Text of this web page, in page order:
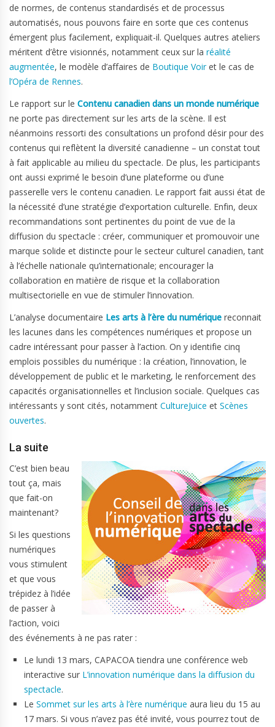
de normes, de contenus standardisés et de processus
automatisés, nous pouvons faire en sorte que ces contenus
émergent plus facilement, expliquait-il. Quelques autres ateliers
méritent d’être visionnés, notamment ceux sur la réalité
augmentée, le modèle d’affaires de Boutique Voiret le cas de
l’Opéra de Rennes.
Le rapport sur le Contenu canadien dans un monde numérique
ne porte pas directement sur les arts de la scène. Il est
néanmoins ressorti des consultations un profond désir pour des
contenus qui reflètent la diversité canadienne – un constat tout
à fait applicable au milieu du spectacle. De plus, les participants
ont aussi exprimé le besoin d’une plateforme ou d’une
passerelle vers le contenu canadien. Le rapport fait aussi état de
la nécessité d’une stratégie d’exportation culturelle. Enfin, deux
recommandations sont pertinentes du point de vue de la
diffusion du spectacle : créer, communiquer et promouvoir une
marque solide et distincte pour le secteur culturel canadien, tant
à l’échelle nationale qu’internationale; encourager la
collaboration en matière de risque et la collaboration
multisectorielle en vue de stimuler l’innovation.
L’analyse documentaire Les arts à l’ère du numérique reconnait
les lacunes dans les compétences numériques et propose un
cadre intéressant pour passer à l’action. On y identifie cinq
emplois possibles du numérique : la création, l’innovation, le
développement de public et le marketing, le renforcement des
capacités organisationnelles et l’inclusion sociale. Quelques cas
intéressants y sont cités, notamment CultureJuice et Scènes
ouvertes.
La suite
C’est bien beau
tout ça, mais
que fait-on
maintenant?
Si les questions
numériques
vous stimulent
et que vous
trépidez à l’idée
de passer à
l’action, voici
des événements à ne pas rater :
Le lundi 13 mars, CAPACOA tiendra une conférence web
interactive sur L’innovation numérique dans la diffusion du
spectacle.
Le Sommet sur les arts à l’ère numérique aura lieu du 15 au
17 mars. Si vous n’avez pas été invité, vous pourrez tout de